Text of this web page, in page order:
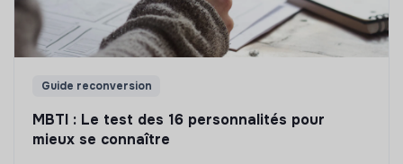
Guide reconversion
MBTI : Le test des 16 personnalités pour
mieux se connaître